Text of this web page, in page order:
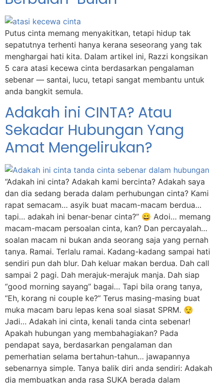
Putus cinta memang menyakitkan, tetapi hidup tak
sepatutnya terhenti hanya kerana seseorang yang tak
menghargai hati kita. Dalam artikel ini, Razzi kongsikan
5 cara atasi kecewa cinta berdasarkan pengalaman
sebenar — santai, lucu, tetapi sangat membantu untuk
anda bangkit semula.
Adakah ini CINTA? Atau
Sekadar Hubungan Yang
Amat Mengelirukan?
“Adakah ini cinta? Adakah kami bercinta? Adakah saya
dan dia sedang berada dalam perhubungan cinta? Kami
rapat semacam… asyik buat macam-macam berdua…
tapi… adakah ini benar-benar cinta?” 😄 Adoi… memang
macam-macam persoalan cinta, kan? Dan percayalah…
soalan macam ni bukan anda seorang saja yang pernah
tanya. Ramai. Terlalu ramai. Kadang-kadang sampai hati
sendiri pun dah blur. Dah keluar makan berdua. Dah call
sampai 2 pagi. Dah merajuk-merajuk manja. Dah siap
“good morning sayang” bagai… Tapi bila orang tanya,
“Eh, korang ni couple ke?” Terus masing-masing buat
muka macam baru lepas kena soal siasat SPRM. 😌
Jadi… Adakah ini cinta, kenali tanda cinta sebenar!
Apakah hubungan yang membahagiakan? Pada
pendapat saya, berdasarkan pengalaman dan
pemerhatian selama bertahun-tahun… jawapannya
sebenarnya simple. Tanya balik diri anda sendiri: Adakah
dia membuatkan anda rasa SUKA berada dalam